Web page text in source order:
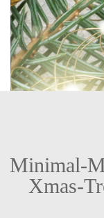
Minimal-
Xmas-